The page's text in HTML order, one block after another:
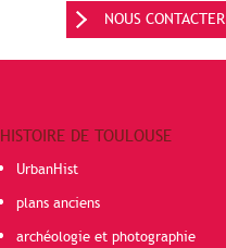
NOUS CONTACTER
HISTOIRE DE TOULOUSE
UrbanHist
plans anciens
archéologie et photographie